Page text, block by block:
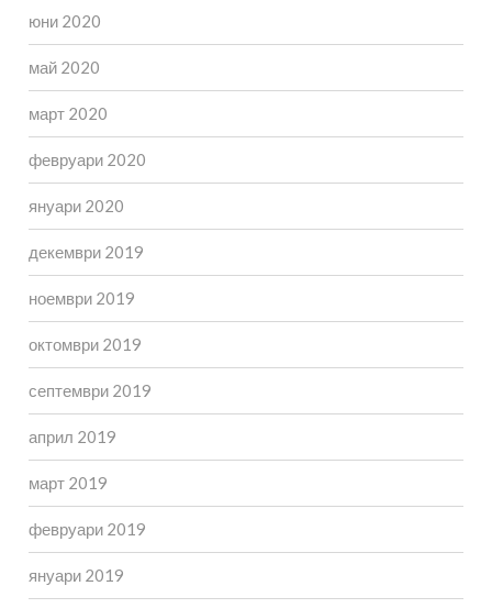
юни 2020
май 2020
март 2020
февруари 2020
януари 2020
декември 2019
ноември 2019
октомври 2019
септември 2019
април 2019
март 2019
февруари 2019
януари 2019